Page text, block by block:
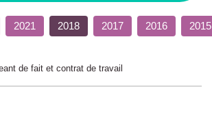
2021 2018 2017 2016 2015
de fait et contrat de travail